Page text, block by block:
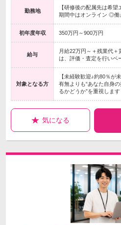
勤務地
【研修後の配属先は希
期間中はオンライン ◎働
初年度年収 350万円～900万円
給与
月給22万円～＋残業代
は、評価・査定を行いベ
対象となる方
【未経験歓迎♪約80％が
有無よりも“あなた自身
るかどうか”を重視します
気になる